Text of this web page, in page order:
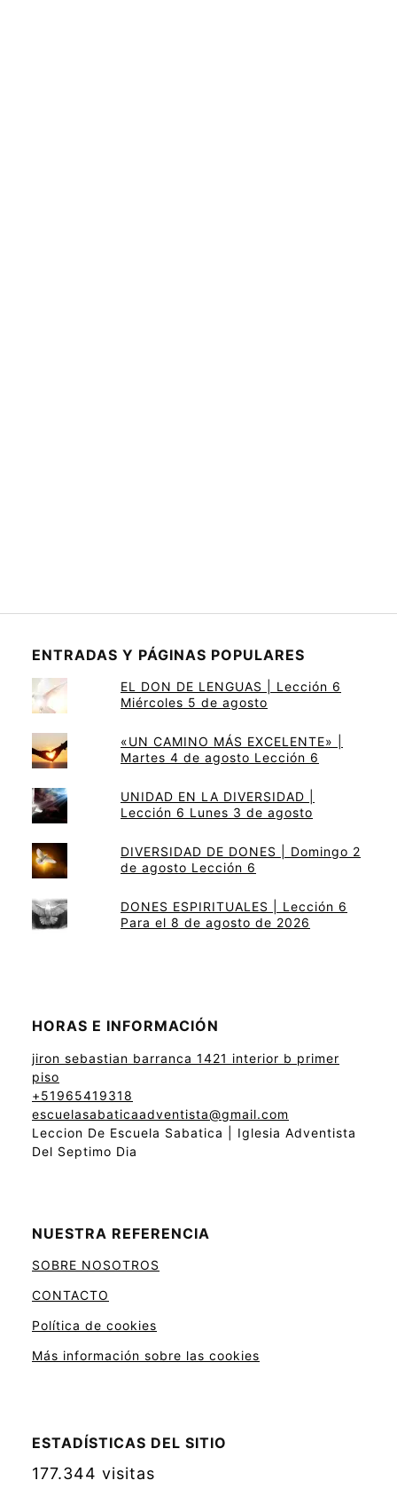
ENTRADAS Y PÁGINAS POPULARES
EL DON DE LENGUAS | Lección 6
Miércoles 5 de agosto
«UN CAMINO MÁS EXCELENTE» |
Martes 4 de agosto Lección 6
UNIDAD EN LA DIVERSIDAD |
Lección 6 Lunes 3 de agosto
DIVERSIDAD DE DONES | Domingo 2
de agosto Lección 6
DONES ESPIRITUALES | Lección 6
Para el 8 de agosto de 2026
HORAS E INFORMACIÓN
jiron sebastian barranca 1421 interior b primer
piso
+51965419318
escuelasabaticaadventista@gmail.com
Leccion De Escuela Sabatica | Iglesia Adventista
Del Septimo Dia
NUESTRA REFERENCIA
SOBRE NOSOTROS
CONTACTO
Política de cookies
Más información sobre las cookies
ESTADÍSTICAS DEL SITIO
177.344 visitas